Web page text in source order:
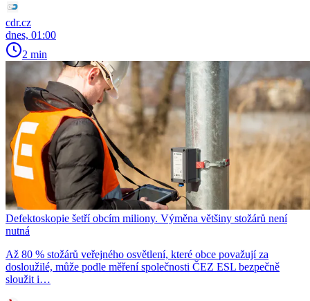
cdr.cz
dnes, 01:00
2 min
Defektoskopie šetří obcím miliony. Výměna většiny stožárů není
nutná
Až 80 % stožárů veřejného osvětlení, které obce považují za
dosloužilé, může podle měření společnosti ČEZ ESL bezpečně
sloužit i…